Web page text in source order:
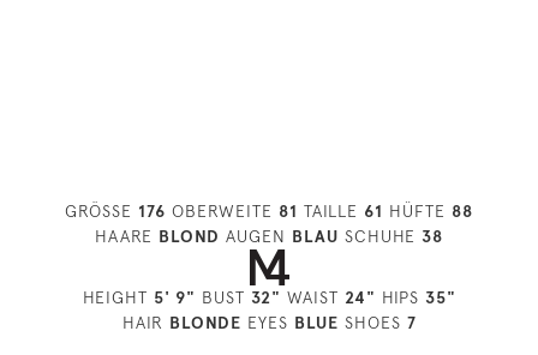
GRÖSSE 176 OBERWEITE 81 TAILLE 61 HÜFTE 88
HAARE BLOND AUGEN BLAU SCHUHE 38
HEIGHT 5' 9" BUST 32" WAIST 24" HIPS 35"
HAIR BLONDE EYES BLUE SHOES 7